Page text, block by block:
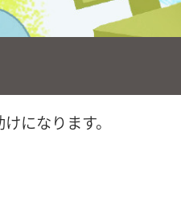
になります。